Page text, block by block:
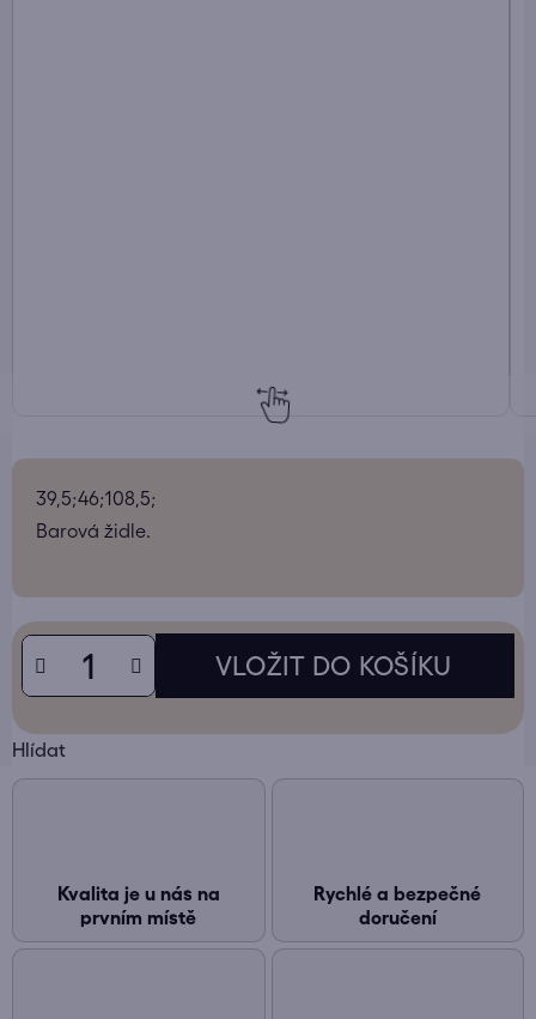
39,5;46;108,5;
Barová židle.
Hlídat
Kvalita je u nás na
prvním místě
Rychlé a bezpečné
doručení